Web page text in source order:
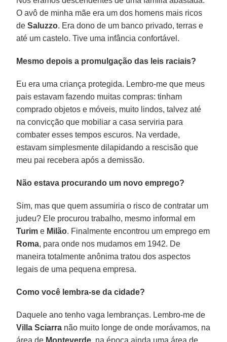
O avô de minha mãe era um dos homens mais ricos
deSaluzzo. Era dono de um banco privado, terras e
até um castelo. Tive uma infância confortável.
Mesmo depois a promulgação das leis raciais?
Eu era uma criança protegida. Lembro-me que meus
pais estavam fazendo muitas compras: tinham
comprado objetos e móveis, muito lindos, talvez até
na convicção que mobiliar a casa serviria para
combater esses tempos escuros. Na verdade,
estavam simplesmente dilapidando a rescisão que
meu pai recebera após a demissão.
Não estava procurando um novo emprego?
Sim, mas que quem assumiria o risco de contratar um
judeu? Ele procurou trabalho, mesmo informal em
Turim e Milão. Finalmente encontrou um emprego em
Roma, para onde nos mudamos em 1942. De
maneira totalmente anônima tratou dos aspectos
legais de uma pequena empresa.
Como você lembra-se da cidade?
Daquele ano tenho vaga lembranças. Lembro-me de
Villa Sciarra não muito longe de onde morávamos, na
área de Monteverde , na época ainda uma área de